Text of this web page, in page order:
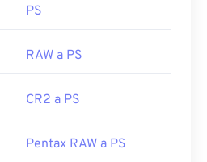
PS
RAW a PS
CR2 a PS
Pentax RAW a PS